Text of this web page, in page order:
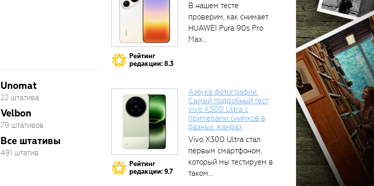
Unomat
22 штатива
Velbon
79 штативов
Все штативы
491 штатив
Рейтинг
редакции: 8.3
В нашем тесте
проверим, как снимает
HUAWEI Pura 90s Pro
Max...
Рейтинг
редакции: 9.7
Азбука фотографии.
Самый подробный тест
vivo X300 Ultra с
примерами снимков в
разных жанрах
Vivo X300 Ultra стал
первым смартфоном,
который мы тестируем в
таком...